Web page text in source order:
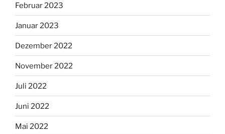
Februar 2023
Januar 2023
Dezember 2022
November 2022
Juli 2022
Juni 2022
Mai 2022